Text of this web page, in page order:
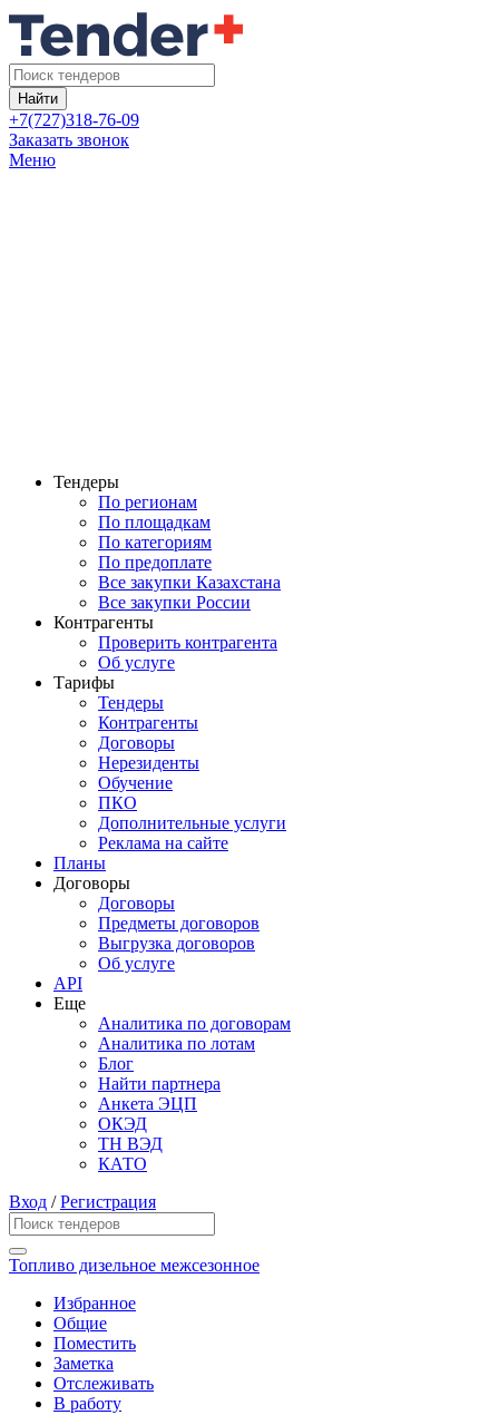
Найти
+7(727)318-76-09
Заказать звонок
Меню
Тендеры
По регионам
По площадкам
По категориям
По предоплате
Все закупки Казахстана
Все закупки России
Контрагенты
Проверить контрагента
Об услуге
Тарифы
Тендеры
Контрагенты
Договоры
Нерезиденты
Обучение
ПКО
Дополнительные услуги
Реклама на сайте
Планы
Договоры
Договоры
Предметы договоров
Выгрузка договоров
Об услуге
API
Еще
Аналитика по договорам
Аналитика по лотам
Блог
Найти партнера
Анкета ЭЦП
ОКЭД
ТН ВЭД
КАТО
Вход /Регистрация
Топливо дизельное межсезонное
Избранное
Общие
Поместить
Заметка
Отслеживать
В работу